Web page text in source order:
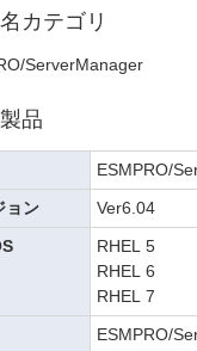
カテゴリ
ServerManager
品
ESMPRO/
ョン
Ver6.04
RHEL 5
RHEL 6
RHEL 7
ESMPRO/